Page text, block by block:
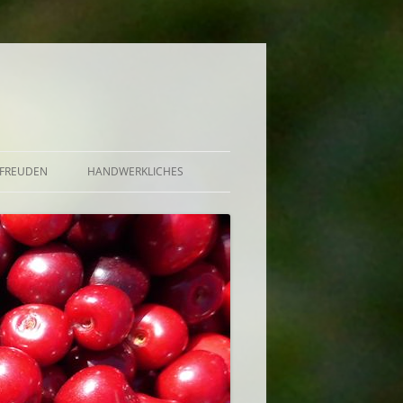
GELEE, GRÜTZE,
AUFGESETZTER
BOWLE U.A.
SAUCE, BUTTER
HANDWERKLICHES